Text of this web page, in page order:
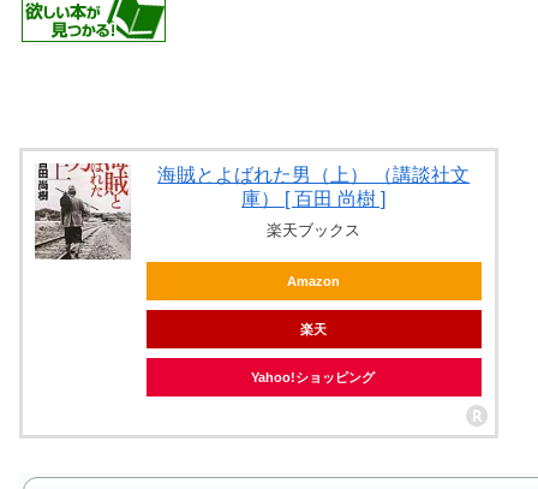
海賊とよばれた男（上） （講談社文
庫） [ 百田 尚樹 ]
楽天ブックス
Amazon
楽天
Yahoo!ショッピング